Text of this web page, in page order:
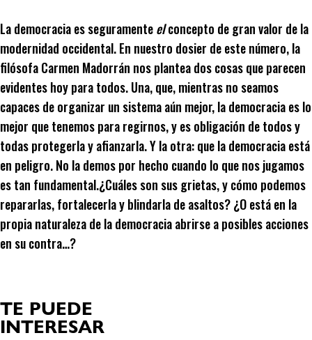
La democracia es seguramenteelconcepto de gran valor de la
modernidad occidental. En nuestro dosier de este número, la
filósofa Carmen Madorrán nos plantea dos cosas que parecen
evidentes hoy para todos. Una, que, mientras no seamos
capaces de organizar un sistema aún mejor, la democracia es lo
mejor que tenemos para regirnos, y es obligación de todos y
todas protegerla y afianzarla. Y la otra: que la democracia está
en peligro. No la demos por hecho cuando lo que nos jugamos
es tan fundamental.¿Cuáles son sus grietas, y cómo podemos
repararlas, fortalecerla y blindarla de asaltos? ¿O está en la
propia naturaleza de la democracia abrirse a posibles acciones
en su contra…?
TE PUEDE
INTERESAR